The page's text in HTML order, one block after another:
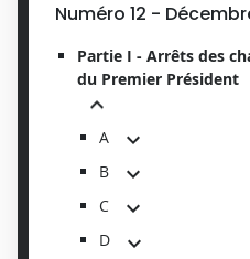
Numéro 12 -
Partie I - Arrêts des
du Premier Président
A
B
C
D